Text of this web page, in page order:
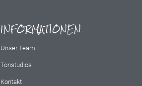
INFORMATIONEN
Unser Team
Tonstudios
Kontakt